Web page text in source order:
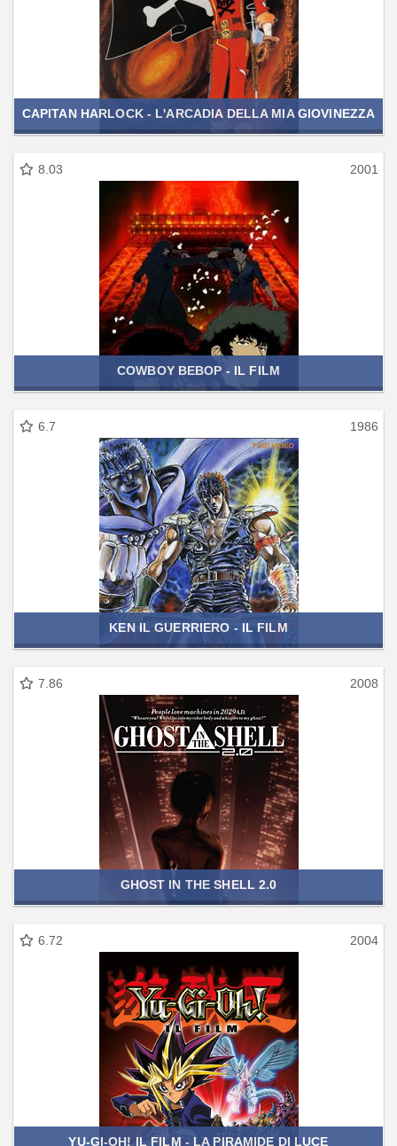
CAPITAN HARLOCK - L'ARCADIA DELLA MIA GIOVINEZZA
8.03 2001
COWBOY BEBOP - IL FILM
6.7 1986
KEN IL GUERRIERO - IL FILM
7.86 2008
GHOST IN THE SHELL 2.0
6.72 2004
YU-GI-OH! IL FILM - LA PIRAMIDE DI LUCE